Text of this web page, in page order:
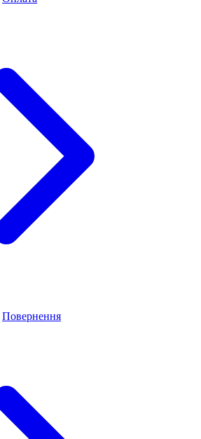
Повернення